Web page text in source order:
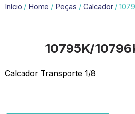
Início / Home / Peças / Calcador /
10795K/
Calcador Transporte 1/8